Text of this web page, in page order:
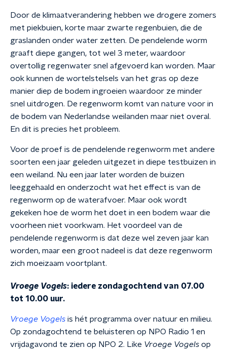
Door de klimaatverandering hebben we drogere zomers
met piekbuien, korte maar zwarte regenbuien, die de
graslanden onder water zetten. De pendelende worm
graaft diepe gangen, tot wel 3 meter, waardoor
overtollig regenwater snel afgevoerd kan worden. Maar
ook kunnen de wortelstelsels van het gras op deze
manier diep de bodem ingroeien waardoor ze minder
snel uitdrogen. De regenworm komt van nature voor in
de bodem van Nederlandse weilanden maar niet overal.
En dit is precies het probleem.
Voor de proef is de pendelende regenworm met andere
soorten een jaar geleden uitgezet in diepe testbuizen in
een weiland. Nu een jaar later worden de buizen
leeggehaald en onderzocht wat het effect is van de
regenworm op de waterafvoer. Maar ook wordt
gekeken hoe de worm het doet in een bodem waar die
voorheen niet voorkwam. Het voordeel van de
pendelende regenworm is dat deze wel zeven jaar kan
worden, maar een groot nadeel is dat deze regenworm
zich moeizaam voortplant.
Vroege Vogels: iedere zondagochtend van 07.00
tot 10.00 uur.
Vroege Vogels is hét programma over natuur en milieu.
Op zondagochtend te beluisteren op NPO Radio 1 en
vrijdagavond te zien op NPO 2. Like Vroege Vogels op